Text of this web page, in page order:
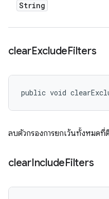
String
clearExcludeFilters
public void
ลบตัวกรองการยกเว้นทั้งหมด
clearIncludeFilters